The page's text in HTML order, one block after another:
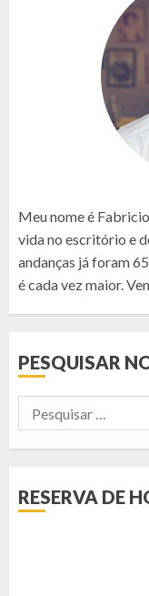
Meu nome é
vida no escritório e
andanças já foram
é cada vez maior.
PESQUISAR
Pesquisar
por:
RESERVA DE